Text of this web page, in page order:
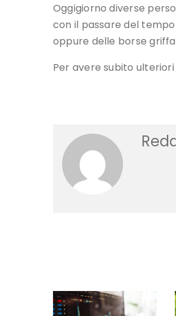
Oggigiorno diverse
con il passare del
oppure delle borse
Per avere subito